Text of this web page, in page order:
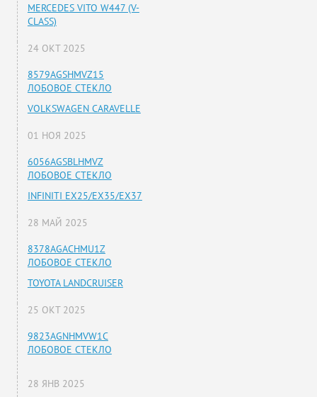
MERCEDES VITO W447 (V-
CLASS)
24 ОКТ 2025
8579AGSHMVZ15
ЛОБОВОЕ СТЕКЛО
VOLKSWAGEN CARAVELLE
01 НОЯ 2025
6056AGSBLHMVZ
ЛОБОВОЕ СТЕКЛО
INFINITI EX25/EX35/EX37
28 МАЙ 2025
8378AGACHMU1Z
ЛОБОВОЕ СТЕКЛО
TOYOTA LANDCRUISER
25 ОКТ 2025
9823AGNHMVW1C
ЛОБОВОЕ СТЕКЛО
28 ЯНВ 2025